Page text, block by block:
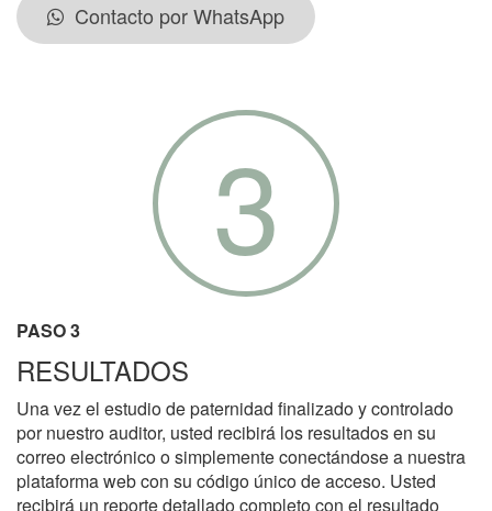
Contacto por WhatsApp
3
PASO 3
RESULTADOS
Una vez el estudio de paternidad finalizado y controlado
por nuestro auditor, usted recibirá los resultados en su
correo electrónico o simplemente conectándose a nuestra
plataforma web con su código único de acceso. Usted
recibirá un reporte detallado completo con el resultado